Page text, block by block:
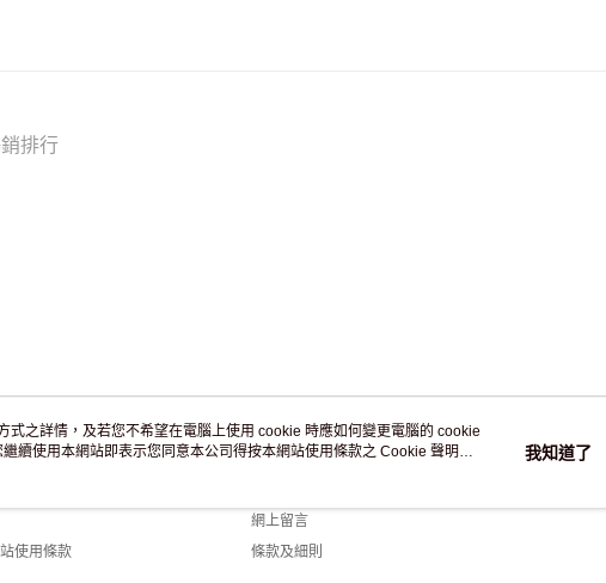
排行
使用條款
客戶服務
網上留言
條款及細則
之詳情，及若您不希望在電腦上使用 cookie 時應如何變更電腦的 cookie
續使用本網站即表示您同意本公司得按本網站使用條款之 Cookie 聲明使
我知道了